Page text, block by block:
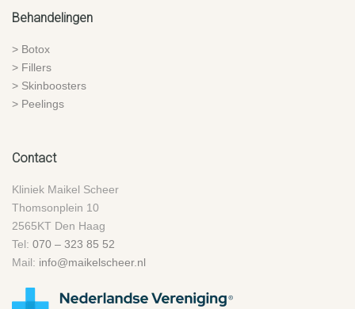
Behandelingen
> Botox
> Fillers
> Skinboosters
> Peelings
Contact
Kliniek Maikel Scheer
Thomsonplein 10
2565KT Den Haag
Tel: 070 – 323 85 52
Mail: info@maikelscheer.nl